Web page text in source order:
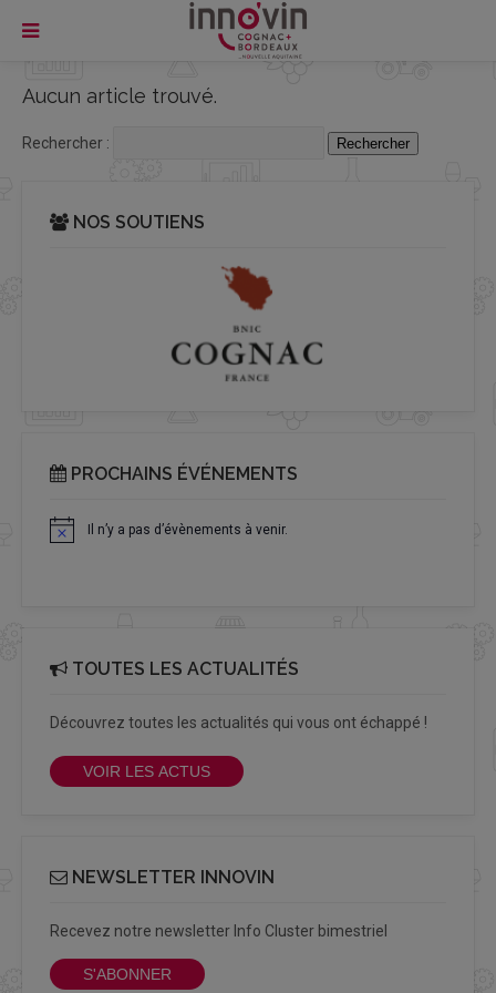
Aucun article trouvé.
Rechercher :
NOS SOUTIENS
PROCHAINS ÉVÉNEMENTS
Notice Il n’y a pas d’évènements à venir.
TOUTES LES ACTUALITÉS
Découvrez toutes les actualités qui vous ont échappé !
VOIR LES ACTUS
NEWSLETTER INNOVIN
Recevez notre newsletter Info Cluster bimestriel
S'ABONNER